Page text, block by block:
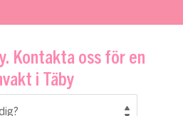
Kontakta oss för en
i Täby